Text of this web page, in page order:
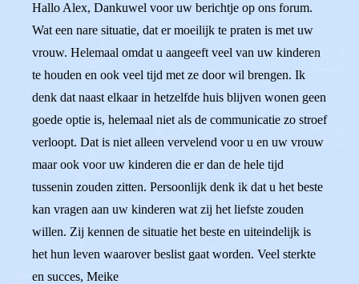
Hallo Alex, Dankuwel voor uw berichtje op ons forum.
Wat een nare situatie, dat er moeilijk te praten is met uw
vrouw. Helemaal omdat u aangeeft veel van uw kinderen
te houden en ook veel tijd met ze door wil brengen. Ik
denk dat naast elkaar in hetzelfde huis blijven wonen geen
goede optie is, helemaal niet als de communicatie zo stroef
verloopt. Dat is niet alleen vervelend voor u en uw vrouw
maar ook voor uw kinderen die er dan de hele tijd
tussenin zouden zitten. Persoonlijk denk ik dat u het beste
kan vragen aan uw kinderen wat zij het liefste zouden
willen. Zij kennen de situatie het beste en uiteindelijk is
het hun leven waarover beslist gaat worden. Veel sterkte
en succes, Meike